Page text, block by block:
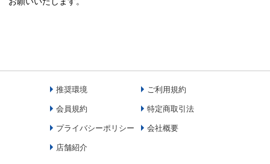
推奨環境 ご利用規約
会員規約 特定商取引法
プライバシーポリシー 会社概要
店舗紹介